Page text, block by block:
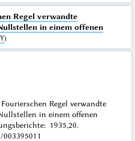
Regel verwandte
in einem offenen
)
Regel verwandte
in einem offenen
1935,20.